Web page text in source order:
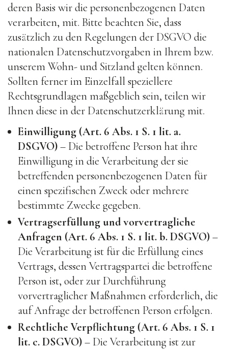
deren Basis wir die personenbezogenen Daten
verarbeiten, mit. Bitte beachten Sie, dass
zusätzlich zu den Regelungen der DSGVO die
nationalen Datenschutzvorgaben in Ihrem bzw.
unserem Wohn- und Sitzland gelten können.
Sollten ferner im Einzelfall speziellere
Rechtsgrundlagen maßgeblich sein, teilen wir
Ihnen diese in der Datenschutzerklärung mit.
Einwilligung (Art. 6 Abs. 1 S. 1 lit. a.
DSGVO)– Die betroffene Person hat ihre
Einwilligung in die Verarbeitung der sie
betreffenden personenbezogenen Daten für
einen spezifischen Zweck oder mehrere
bestimmte Zwecke gegeben.
Vertragserfüllung und vorvertragliche
Anfragen (Art. 6 Abs. 1 S. 1 lit. b. DSGVO)–
Die Verarbeitung ist für die Erfüllung eines
Vertrags, dessen Vertragspartei die betroffene
Person ist, oder zur Durchführung
vorvertraglicher Maßnahmen erforderlich, die
auf Anfrage der betroffenen Person erfolgen.
Rechtliche Verpflichtung (Art. 6 Abs. 1 S. 1
lit. c. DSGVO)– Die Verarbeitung ist zur